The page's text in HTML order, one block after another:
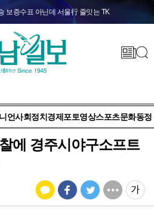
보증수표 아닌데 서울行 줄잇는 TK
언사회정치 경제 포토영상스포츠문화동정
에 경주시야구소프트